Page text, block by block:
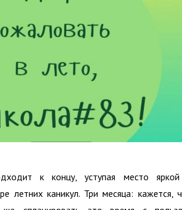
к концу, уступая место
летних каникул. Три месяца: кажется,